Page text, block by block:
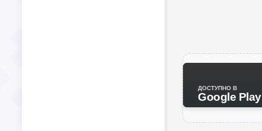
ДОСТУПНО В
Google Play